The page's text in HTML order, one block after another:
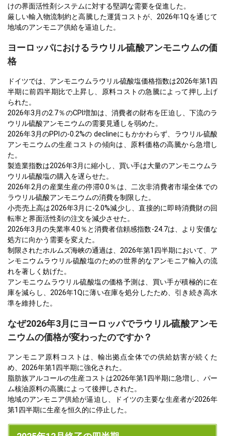
けの界面活性剤システムに対する堅調な需要を促進した。
厳しい輸入物流制約と高騰した運賃コストが、2026年1Qを通じて
地域のアンモニア供給を逼迫した。
ヨーロッパにおけるラウリル硫酸アンモニウムの価
格
ドイツでは、アンモニウムラウリル硫酸塩価格指数は2026年第1四
半期に前四半期比で上昇し、原料コストの急騰によって押し上げ
られた。
2026年3月の2.7％のCPI増加は、消費者の財布を圧迫し、下流のラ
ウリル硫酸アンモニウムの需要見通しを弱めた。
2026年3月のPPIの-0.2%の declineにもかかわらず、ラウリル硫酸
アンモニウムの生産コストの傾向は、原料価格の高騰から急増し
た。
製造業指数は2026年3月に縮小し、買い手は大量のアンモニウムラ
ウリル硫酸塩の購入を遅らせた。
2026年2月の産業生産の停滞0.0％は、二次非消費者市場全体での
ラウリル硫酸アンモニウムの消費を制限した。
小売売上高は2026年3月に-2.0%減少し、直接的に即時消費財の回
転率と界面活性剤の注文を減少させた。
2026年3月の失業率4.0％と消費者信頼感指数-24.7は、より安価な
処方に向かう需要を変えた。
制限されたホルムズ海峡の通過は、2026年第1四半期において、ア
ンモニウムラウリル硫酸塩のための世界的なアンモニア輸入の流
れを著しく妨げた。
アンモニウムラウリル硫酸塩の価格予測は、買い手が積極的に在
庫を減らし、2026年1Qに薄い在庫を処分したため、引き続き高水
準を維持した。
なぜ2026年3月にヨーロッパでラウリル硫酸アンモ
ニウムの価格が変わったのですか？
アンモニア原料コストは、輸出拠点全体での供給妨害が続くた
め、2026年第1四半期に強化された。
脂肪族アルコールの生産コストは2026年第1四半期に急増し、パー
ム核油原料の高騰によって後押しされた。
地域のアンモニア供給が逼迫し、ドイツの主要な生産者が2026年
第1四半期に生産を恒久的に停止した。